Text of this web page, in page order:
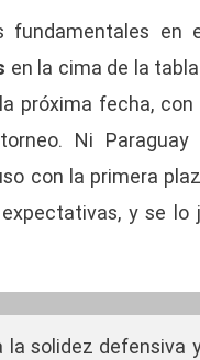
en
en la cima de la
próxima fecha,
Ni
con la primera
y se lo
la solidez